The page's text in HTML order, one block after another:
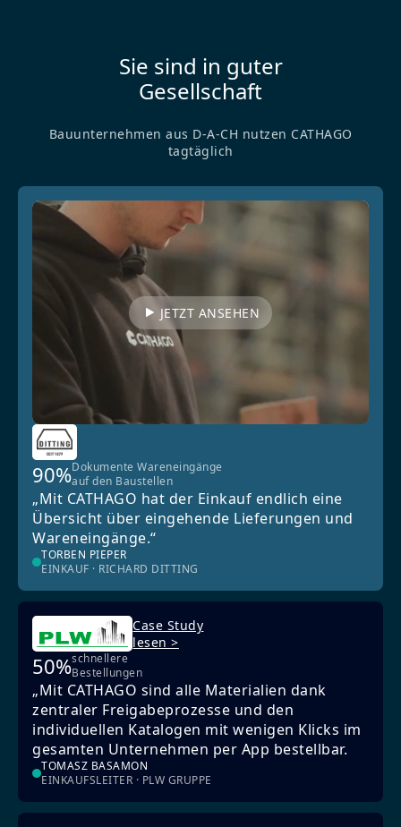
Sie sind in guter
Gesellschaft
Bauunternehmen aus D-A-CH nutzen CATHAGO
tagtäglich
JETZT ANSEHEN
90%Dokumente Wareneingänge
auf den Baustellen
„Mit CATHAGO hat der Einkauf endlich eine
Übersicht über eingehende Lieferungen und
Wareneingänge.“
TORBEN PIEPER
EINKAUF · RICHARD DITTING
Case Study
lesen >
50%schnellere
Bestellungen
„Mit CATHAGO sind alle Materialien dank
zentraler Freigabeprozesse und den
individuellen Katalogen mit wenigen Klicks im
gesamten Unternehmen per App bestellbar.
TOMASZ BASAMON
EINKAUFSLEITER · PLW GRUPPE